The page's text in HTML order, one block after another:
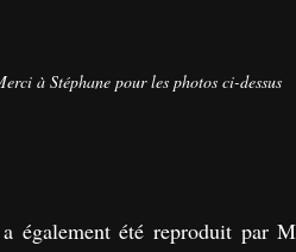
à Stéphane pour les photos ci-dessus
également été reproduit par